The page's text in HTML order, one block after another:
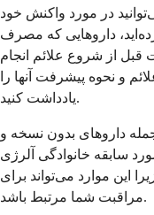
در مورد واکنش خود
داروهایی که مصرف
قبل از شروع علائم انجام
و نحوه پیشرفت آنها را
یادداشت کنید.
داروهای بدون نسخه و
سابقه خانوادگی آلرژی
این موارد می‌تواند برای
مراقبت شما مرتبط باشد.